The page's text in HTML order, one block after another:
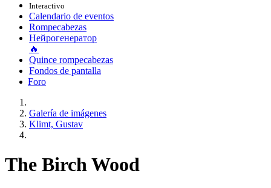
Interactivo
Calendario de eventos
Rompecabezas
Нейрогенератор
🔥
Quince rompecabezas
Fondos de pantalla
Foro
Galería de imágenes
Klimt, Gustav
The Birch Wood